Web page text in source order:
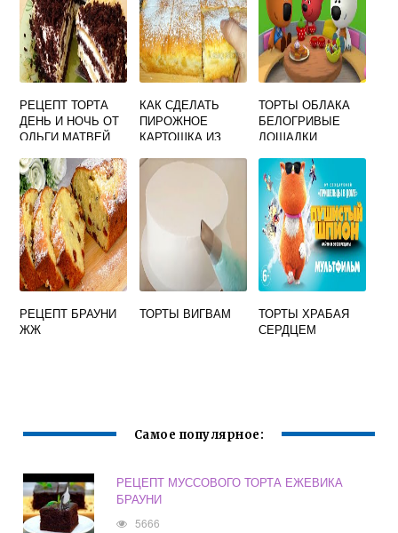
РЕЦЕПТ ТОРТА
ДЕНЬ И НОЧЬ ОТ
ОЛЬГИ МАТВЕЙ
КАК СДЕЛАТЬ
ПИРОЖНОЕ
КАРТОШКА ИЗ
СГУЩЕНКИ С
КАКАО БЕЗ
ТОРТЫ ОБЛАКА
БЕЛОГРИВЫЕ
ЛОШАДКИ
РЕЦЕПТ БРАУНИ
ЖЖ
ТОРТЫ ВИГВАМ
ТОРТЫ ХРАБАЯ
СЕРДЦЕМ
Самое популярное:
РЕЦЕПТ МУССОВОГО ТОРТА ЕЖЕВИКА
БРАУНИ
5666